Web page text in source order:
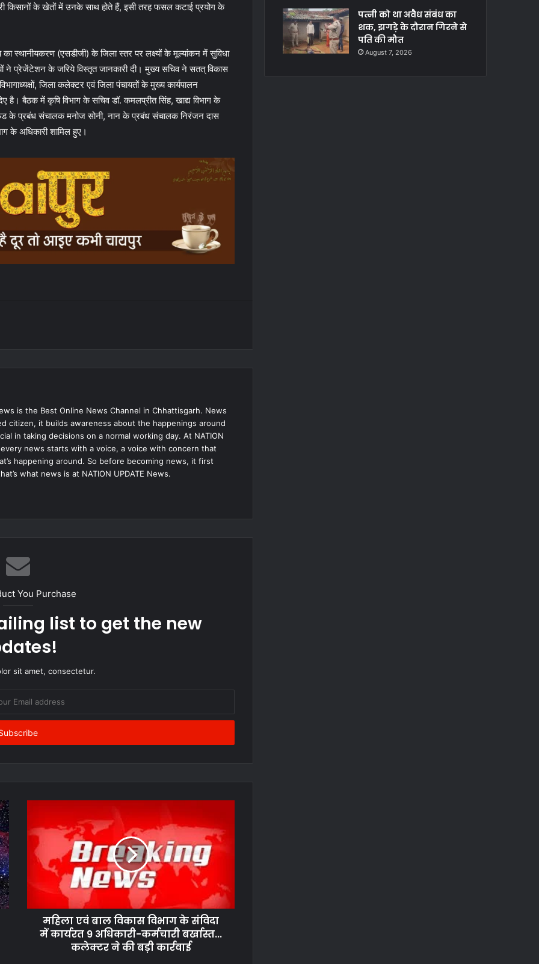
किसानों के खेतों में उनके साथ होते हैं, इसी तरह फसल कटाई प्रयोग के
स्थानीयकरण (एसडीजी) के जिला स्तर पर लक्ष्यों के मूल्यांकन में सुविधा
ने प्रेजेंटेशन के जरिये विस्तृत जानकारी दी। मुख्य सचिव ने सतत् विकास
जिला कलेक्टर एवं जिला पंचायतों के मुख्य कार्यपालन
है। बैठक में कृषि विभाग के सचिव डॉ. कमलप्रीत सिंह, खाद्य विभाग के
के प्रबंध संचालक मनोज सोनी, नान के प्रबंध संचालक निरंजन दास
के अधिकारी शामिल हुए।
is the Best Online News Channel in Chhattisgarh. News
citizen, it builds awareness about the happenings around
in taking decisions on a normal working day. At NATION
every news starts with a voice, a voice with concern that
happening around. So before becoming news, it first
what news is at NATION UPDATE News.
You Purchase
list to get the new
sit amet, consectetur.
महिला एवं बाल विकास विभाग के संविदा
में कार्यरत 9 अधिकारी-कर्मचारी बर्खास्त...
कलेक्टर ने की बड़ी कार्रवाई
पत्नी को था अवैध संबंध का
शक, झगड़े के दौरान गिरने से
पति की मौत
August 7, 2026